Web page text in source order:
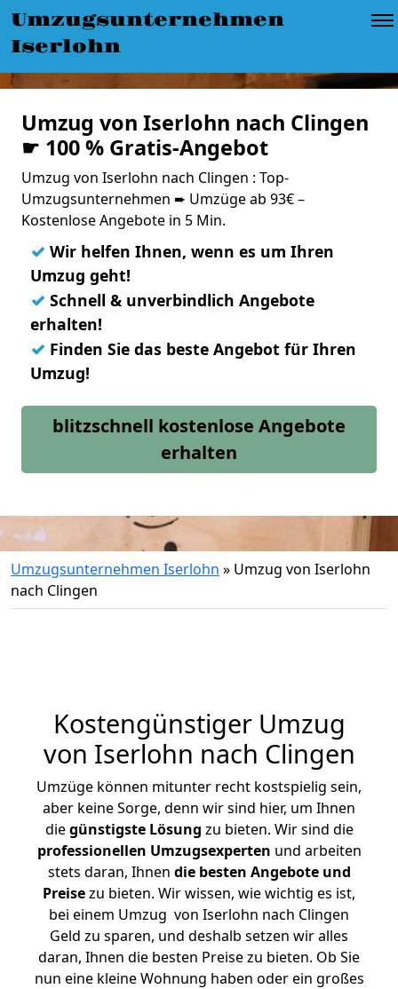
Umzugsunternehmen
Iserlohn
Umzug von Iserlohn nach Clingen
☛ 100 % Gratis-Angebot
Umzug von Iserlohn nach Clingen : Top-
Umzugsunternehmen ➨ Umzüge ab 93€ –
Kostenlose Angebote in 5 Min.
✓ Wir helfen Ihnen, wenn es um Ihren
Umzug geht!
✓ Schnell & unverbindlich Angebote
erhalten!
✓ Finden Sie das beste Angebot für Ihren
Umzug!
blitzschnell kostenlose Angebote
erhalten
Umzugsunternehmen Iserlohn » Umzug von Iserlohn
nach Clingen
Kostengünstiger Umzug
von Iserlohn nach Clingen
Umzüge können mitunter recht kostspielig sein,
aber keine Sorge, denn wir sind hier, um Ihnen
diegünstigste Lösung zu bieten. Wir sind die
professionellen Umzugsexperten und arbeiten
stets daran, Ihnen die besten Angebote und
Preisezu bieten. Wir wissen, wie wichtig es ist,
bei einem Umzug von Iserlohn nach Clingen
Geld zu sparen, und deshalb setzen wir alles
daran, Ihnen die besten Preise zu bieten. Ob Sie
nun eine kleine Wohnung haben oder ein großes